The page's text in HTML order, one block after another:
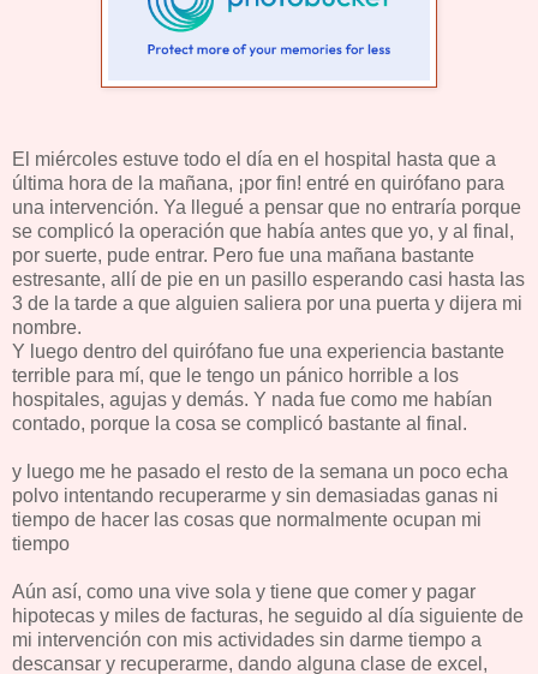
El miércoles estuve todo el día en el hospital hasta que a
última hora de la mañana, ¡por fin! entré en quirófano para
una intervención. Ya llegué a pensar que no entraría porque
se complicó la operación que había antes que yo, y al final,
por suerte, pude entrar. Pero fue una mañana bastante
estresante, allí de pie en un pasillo esperando casi hasta las
3 de la tarde a que alguien saliera por una puerta y dijera mi
nombre.
Y luego dentro del quirófano fue una experiencia bastante
terrible para mí, que le tengo un pánico horrible a los
hospitales, agujas y demás. Y nada fue como me habían
contado, porque la cosa se complicó bastante al final.
y luego me he pasado el resto de la semana un poco echa
polvo intentando recuperarme y sin demasiadas ganas ni
tiempo de hacer las cosas que normalmente ocupan mi
tiempo
Aún así, como una vive sola y tiene que comer y pagar
hipotecas y miles de facturas, he seguido al día siguiente de
mi intervención con mis actividades sin darme tiempo a
descansar y recuperarme, dando alguna clase de excel,